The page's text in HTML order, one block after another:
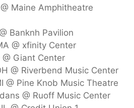
Maine Amphitheatre
Banknh Pavilion
@ xfinity Center
@ Giant Center
@ Riverbend Music Center
@ Pine Knob Music Theatre
@ Ruoff Music Center